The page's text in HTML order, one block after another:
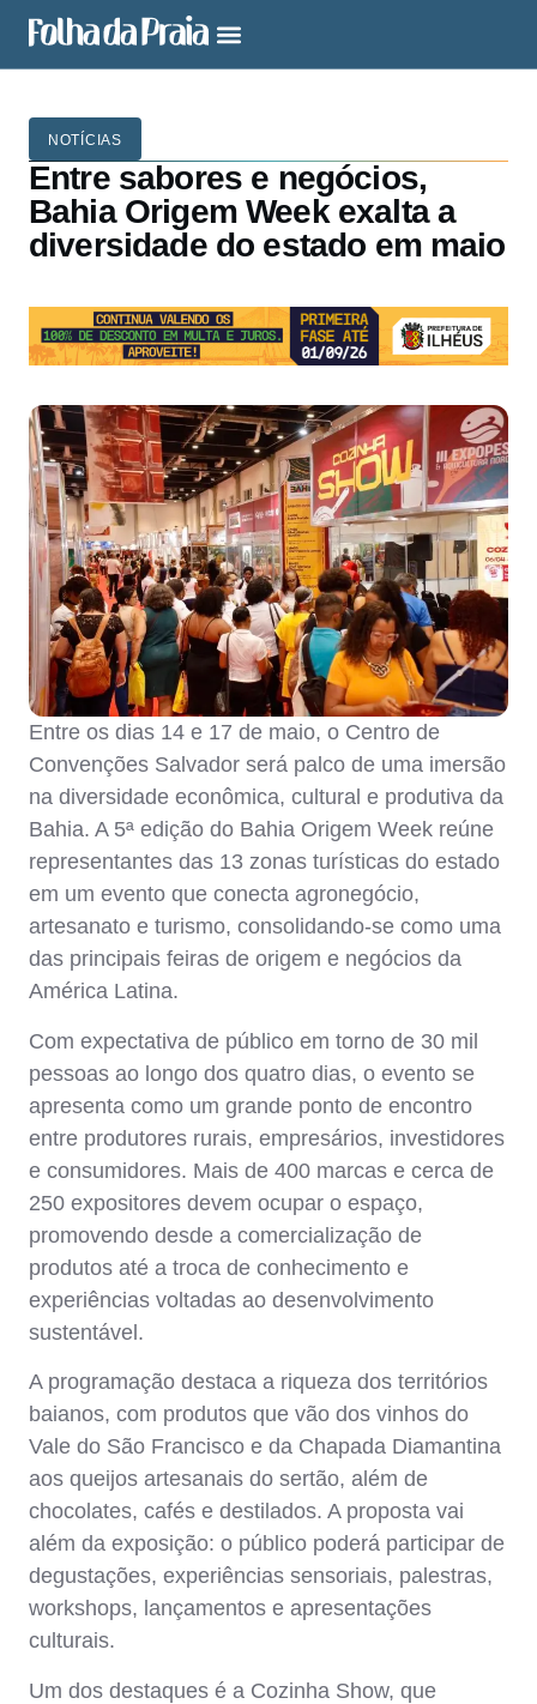
NOTÍCIAS
Entre sabores e negócios,
Bahia Origem Week exalta a
diversidade do estado em maio
Entre os dias 14 e 17 de maio, o Centro de
Convenções Salvador será palco de uma imersão
na diversidade econômica, cultural e produtiva da
Bahia. A 5ª edição do Bahia Origem Week reúne
representantes das 13 zonas turísticas do estado
em um evento que conecta agronegócio,
artesanato e turismo, consolidando-se como uma
das principais feiras de origem e negócios da
América Latina.
Com expectativa de público em torno de 30 mil
pessoas ao longo dos quatro dias, o evento se
apresenta como um grande ponto de encontro
entre produtores rurais, empresários, investidores
e consumidores. Mais de 400 marcas e cerca de
250 expositores devem ocupar o espaço,
promovendo desde a comercialização de
produtos até a troca de conhecimento e
experiências voltadas ao desenvolvimento
sustentável.
A programação destaca a riqueza dos territórios
baianos, com produtos que vão dos vinhos do
Vale do São Francisco e da Chapada Diamantina
aos queijos artesanais do sertão, além de
chocolates, cafés e destilados. A proposta vai
além da exposição: o público poderá participar de
degustações, experiências sensoriais, palestras,
workshops, lançamentos e apresentações
culturais.
Um dos destaques é a Cozinha Show, que